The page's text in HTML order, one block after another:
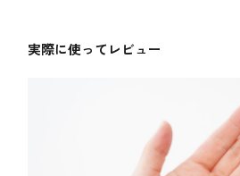
実際に使ってレビュー